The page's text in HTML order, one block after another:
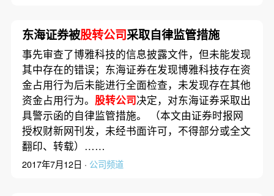
东海证券被股转公司采取自律监管措施
事先审查了博雅科技的信息披露文件，但未能发现
其中存在的错误；东海证券在发现博雅科技存在资
金占用行为后未能进行全面检查，未发现存在其他
资金占用行为。 股转公司决定，对东海证券采取出
具警示函的自律监管措施。 （本文由证券时报网
授权财新网刊发，未经书面许可，不得部分或全文
翻印、转载）……
2017年7月12日 · 公司频道